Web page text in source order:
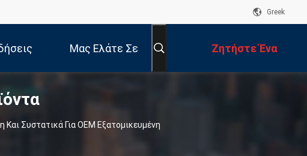
Greek
Μας Ελάτε Σε Ζητήστε Ένα
Απόσπασμα
Συστατικά Για OEM Εξατομικευμένη